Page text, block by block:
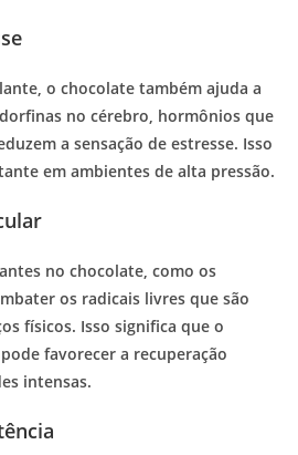
o chocolate também ajuda a
no cérebro, hormônios que
a sensação de estresse. Isso
em ambientes de alta pressão.
no chocolate, como os
os radicais livres que são
físicos. Isso significa que o
favorecer a recuperação
intensas.